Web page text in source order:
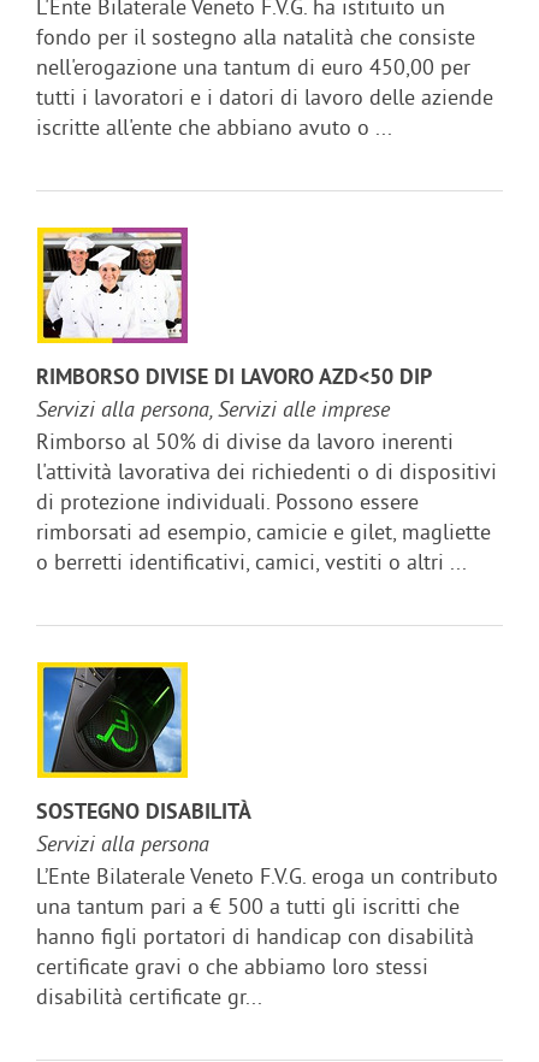
L'Ente Bilaterale Veneto F.V.G. ha istituito un
fondo per il sostegno alla natalità che consiste
nell'erogazione una tantum di euro 450,00 per
tutti i lavoratori e i datori di lavoro delle aziende
iscritte all'ente che abbiano avuto o ...
RIMBORSO DIVISE DI LAVORO AZD<50 DIP
Servizi alla persona, Servizi alle imprese
Rimborso al 50% di divise da lavoro inerenti
l'attività lavorativa dei richiedenti o di dispositivi
di protezione individuali. Possono essere
rimborsati ad esempio, camicie e gilet, magliette
o berretti identificativi, camici, vestiti o altri ...
SOSTEGNO DISABILITÀ
Servizi alla persona
L’Ente Bilaterale Veneto F.V.G. eroga un contributo
una tantum pari a € 500 a tutti gli iscritti che
hanno figli portatori di handicap con disabilità
certificate gravi o che abbiamo loro stessi
disabilità certificate gr...